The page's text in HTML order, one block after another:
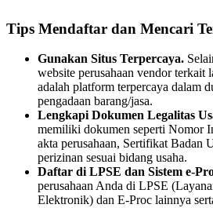
Tips Mendaftar dan Mencari
Gunakan Situs Terpercaya.
website perusahaan vendor terkait
adalah platform terpercaya dalam
pengadaan barang/jasa.
Lengkapi Dokumen Legalitas
memiliki dokumen seperti Nomor
akta perusahaan, Sertifikat Badan
perizinan sesuai bidang usaha.
Daftar di LPSE dan Sistem e-
perusahaan Anda di LPSE
Elektronik) dan E-Proc lainnya